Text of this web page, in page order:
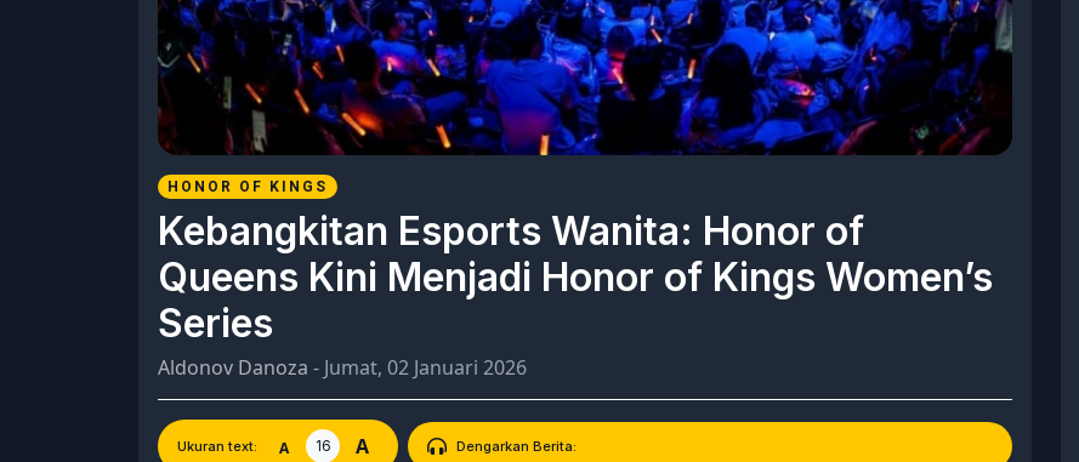
HONOR OF KINGS
Kebangkitan Esports Wanita: Honor of
Queens Kini Menjadi Honor of Kings Women’s
Series
Aldonov Danoza - Jumat, 02 Januari 2026
Ukuran text: A 16 A Dengarkan Berita: